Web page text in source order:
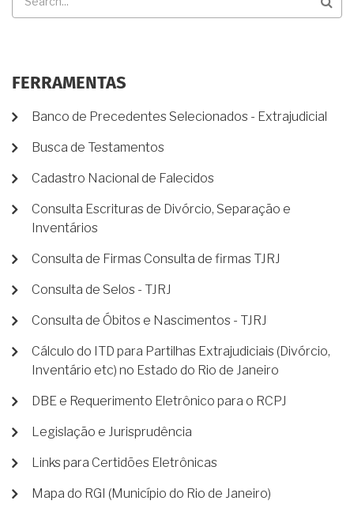
FERRAMENTAS
Banco de Precedentes Selecionados - Extrajudicial
Busca de Testamentos
Cadastro Nacional de Falecidos
Consulta Escrituras de Divórcio, Separação e
Inventários
Consulta de Firmas Consulta de firmas TJRJ
Consulta de Selos - TJRJ
Consulta de Óbitos e Nascimentos - TJRJ
Cálculo do ITD para Partilhas Extrajudiciais (Divórcio,
Inventário etc) no Estado do Rio de Janeiro
DBE e Requerimento Eletrônico para o RCPJ
Legislação e Jurisprudência
Links para Certidões Eletrônicas
Mapa do RGI (Município do Rio de Janeiro)